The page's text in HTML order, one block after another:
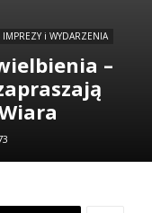
i WYDARZENIA
–